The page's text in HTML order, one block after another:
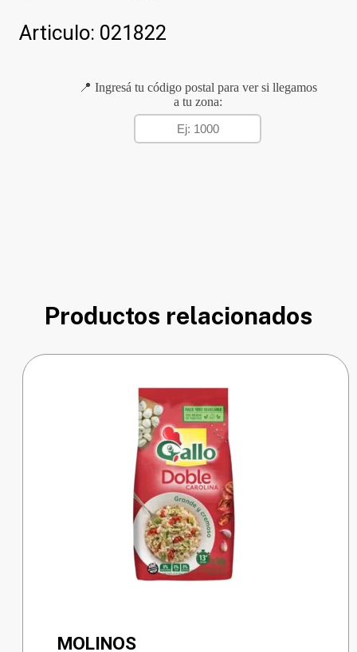
Articulo: 021822
📍 Ingresá tu código postal para ver si llegamos
a tu zona:
Productos relacionados
MOLINOS